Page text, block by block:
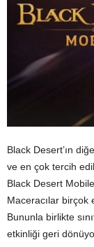
Black Desert’ın
ve en çok tercih
Black Desert
Maceracılar birçok
Bununla birlikte
etkinliği geri